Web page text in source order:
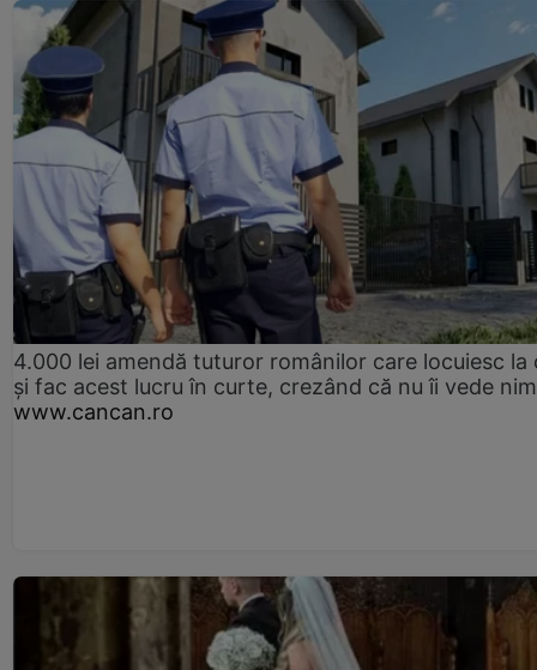
4.000 lei amendă tuturor românilor care locuiesc la
și fac acest lucru în curte, crezând că nu îi vede
www.cancan.ro